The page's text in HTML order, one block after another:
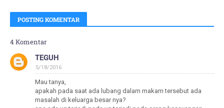
POSTING KOMENTAR
4 Komentar
TEGUH
5/18/2016
Mau tanya,
apakah pada saat ada lubang dalam makam tersebut ada
masalah di keluarga besar nya?